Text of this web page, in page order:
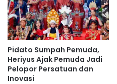
Pidato Sumpah Pemuda,
Heriyus Ajak Pemuda Jadi
Pelopor Persatuan dan
Inovasi